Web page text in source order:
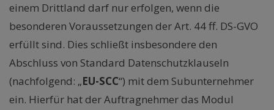
einem Drittland darf nur erfolgen, wenn die
besonderen Voraussetzungen der Art. 44 ff. DS-GVO
erfüllt sind. Dies schließt insbesondere den
Abschluss von Standard Datenschutzklauseln
(nachfolgend: „EU-SCC“) mit dem Subunternehmer
ein. Hierfür hat der Auftragnehmer das Modul